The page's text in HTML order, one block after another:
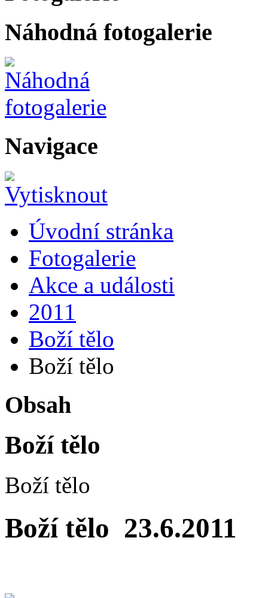
Náhodná fotogalerie
Navigace
Úvodní stránka
Fotogalerie
Akce a události
2011
Boží tělo
Boží tělo
Obsah
Boží tělo
Boží tělo
Boží tělo 23.6.2011